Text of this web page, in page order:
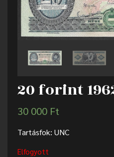
20 forint
30 000 Ft
Tartásfok: UNC
Elfogyott